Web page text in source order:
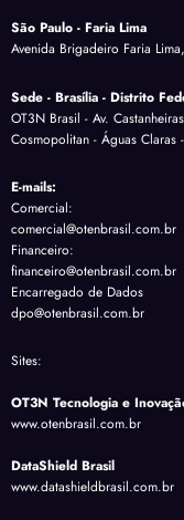
São Paulo - Faria Lima
Avenida Brigadeiro Faria
Sede - Brasília - Distrito
OT3N Brasil - Av.
Cosmopolitan - Águas Claras
E-mails:
Comercial:
comercial@otenbrasil.com.br
Financeiro:
financeiro@otenbrasil.com.br
Encarregado de Dados
dpo@otenbrasil.com.br
Sites:
OT3N Tecnologia e
www.otenbrasil.com.br
DataShield Brasil
www.datashieldbrasil.com.br